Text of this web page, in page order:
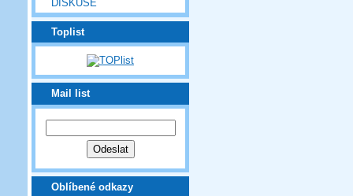
DISKUSE
Toplist
Mail list
Oblíbené odkazy